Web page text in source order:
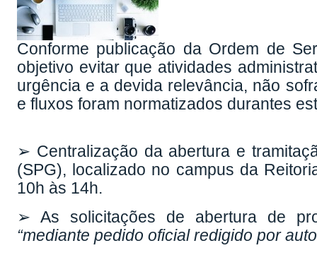
Conforme publicação da Ordem de
objetivo evitar que atividades
urgência e a devida relevância, não
e fluxos foram normatizados durantes
➢ Centralização da abertura e
(SPG), localizado no campus da
10h às 14h.
➢ As solicitações de abertura de
“mediante pedido oficial redigido por